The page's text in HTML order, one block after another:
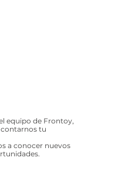
equipo de Frontoy,
contarnos tu
a conocer nuevos